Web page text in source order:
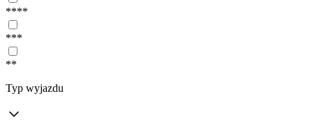
****
***
**
Typ wyjazdu